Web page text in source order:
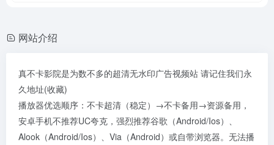
网站介绍
真不卡影院是为数不多的超清无水印广告视频站 请记住我们永
久地址(收藏)
播放器优选顺序：不卡超清（稳定）→不卡备用→资源备用，
安卓手机不推荐UC夸克，强烈推荐谷歌（Android/Ios）、
Alook（Android/Ios）、Via（Android）或自带浏览器。无法播